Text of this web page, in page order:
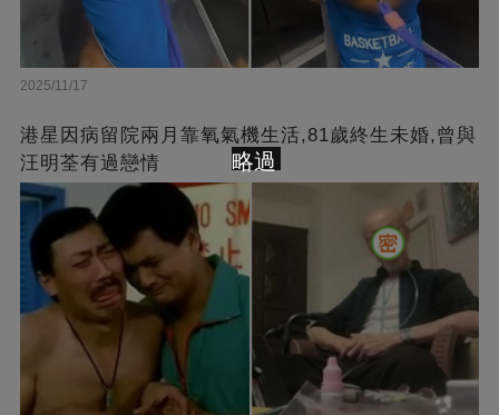
2025/11/17
港星因病留院兩月靠氧氣機生活,81歲終生未婚,曾與
汪明荃有過戀情
略過